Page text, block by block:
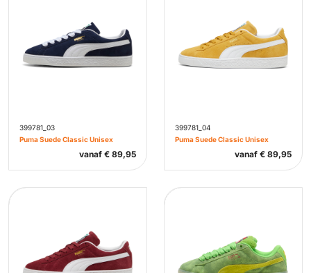
399781_03
Puma Suede Classic Unisex
vanaf € 89,95
399781_04
Puma Suede Classic Unisex
vanaf € 89,95